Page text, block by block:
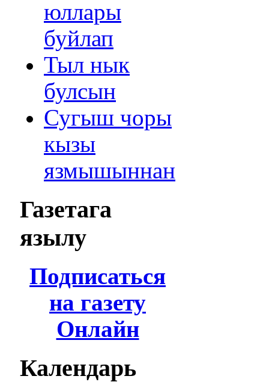
юллары
буйлап
Тыл нык
булсын
Сугыш чоры
кызы
язмышыннан
Газетага
язылу
Подписаться
на газету
Онлайн
Календарь